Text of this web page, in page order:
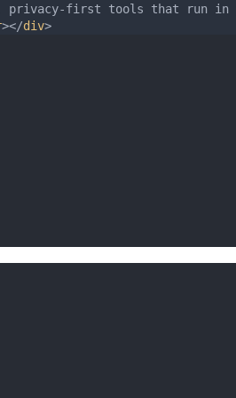
privacy-first tools that run in
></div>